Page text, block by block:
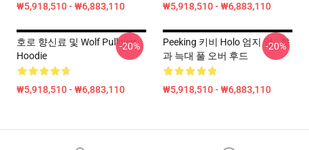
₩5,918,510 - ₩6,883,110 ₩5,918,510 - ₩6,883,110
호로 향신료 및 Wolf Pullover
Hoodie
₩5,918,510 - ₩6,883,110
-20%
Peeking 키비 Holo 엄지 업 - 향
과 늑대 풀 오버 후드
₩5,918,510 - ₩6,883,110
-20%